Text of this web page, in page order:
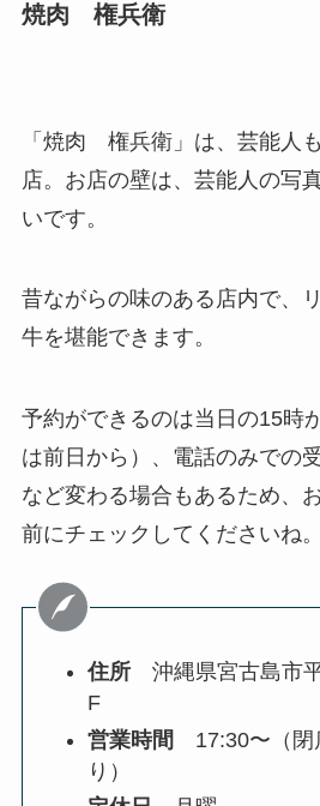
焼肉 権兵衛
「焼肉 権兵衛」は、芸能人
店。お店の壁は、芸能人の写
いです。
昔ながらの味のある店内で、
牛を堪能できます。
予約ができるのは当日の15時
は前日から）、電話のみでの
など変わる場合もあるため、
前にチェックしてくださいね。
住所沖縄県宮古島市平
F
営業時間 17:30〜（閉
り）